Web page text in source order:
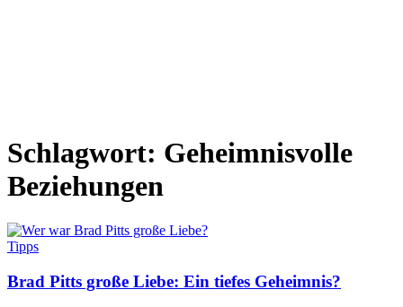
Schlagwort: Geheimnisvolle
Beziehungen
Tipps
Brad Pitts große Liebe: Ein tiefes Geheimnis?